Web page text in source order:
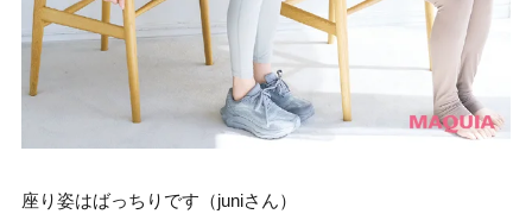
座り姿はばっちりです（juniさん）